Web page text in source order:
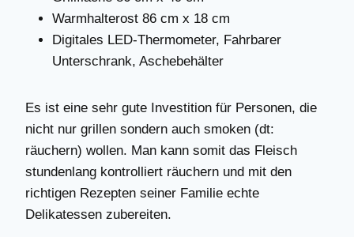
Warmhalterost 86 cm x 18 cm
Digitales LED-Thermometer, Fahrbarer
Unterschrank, Aschebehälter
Es ist eine sehr gute Investition für Personen, die
nicht nur grillen sondern auch smoken (dt:
räuchern) wollen. Man kann somit das Fleisch
stundenlang kontrolliert räuchern und mit den
richtigen Rezepten seiner Familie echte
Delikatessen zubereiten.